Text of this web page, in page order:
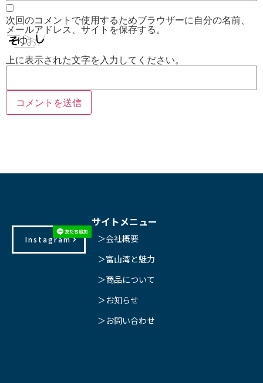
次回のコメントで使用するためブラウザーに自分の名前、
メールアドレス、サイトを保存する。
上に表示された文字を入力してください。
Instagram
サイトメニュー
＞会社概要
＞富山湾と魅力
＞商品について
＞お知らせ
＞お問い合わせ